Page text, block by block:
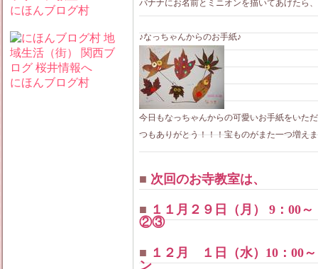
バナナにお名前とミニオンを描いてあげたら
♪なっちゃんからのお手紙♪
今日もなっちゃんからの可愛いお手紙をいた
つもありがとう！！！宝ものがまた一つ増え
■ 次回のお寺教室は、
■ １１月２９日（月） 9：00
②③
■ １２月 １日（水）10：00
ン
にほんブログ村
にほんブログ村